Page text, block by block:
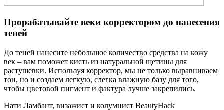
Прорабатывайте веки корректором до нанесения
теней
До теней нанесите небольшое количество средства на кожу
век – вам поможет кисть из натуральной щетины для
растушевки. Используя корректор, мы не только выравниваем
тон, но и создаем легкую, слегка влажную базу для того,
чтобы цветовой пигмент и фактура лучше закрепились.
Нати Ламбант, визажист и колумнист BeautyHack